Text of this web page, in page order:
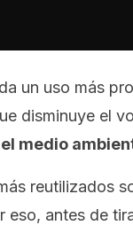
un uso más
disminuye el
medio
reutilizados
eso, antes de